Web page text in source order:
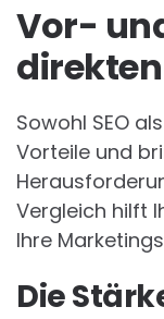
Vor-
Sowohl SEO
Vorteile und
Vergleich hilft
Ihre
Die